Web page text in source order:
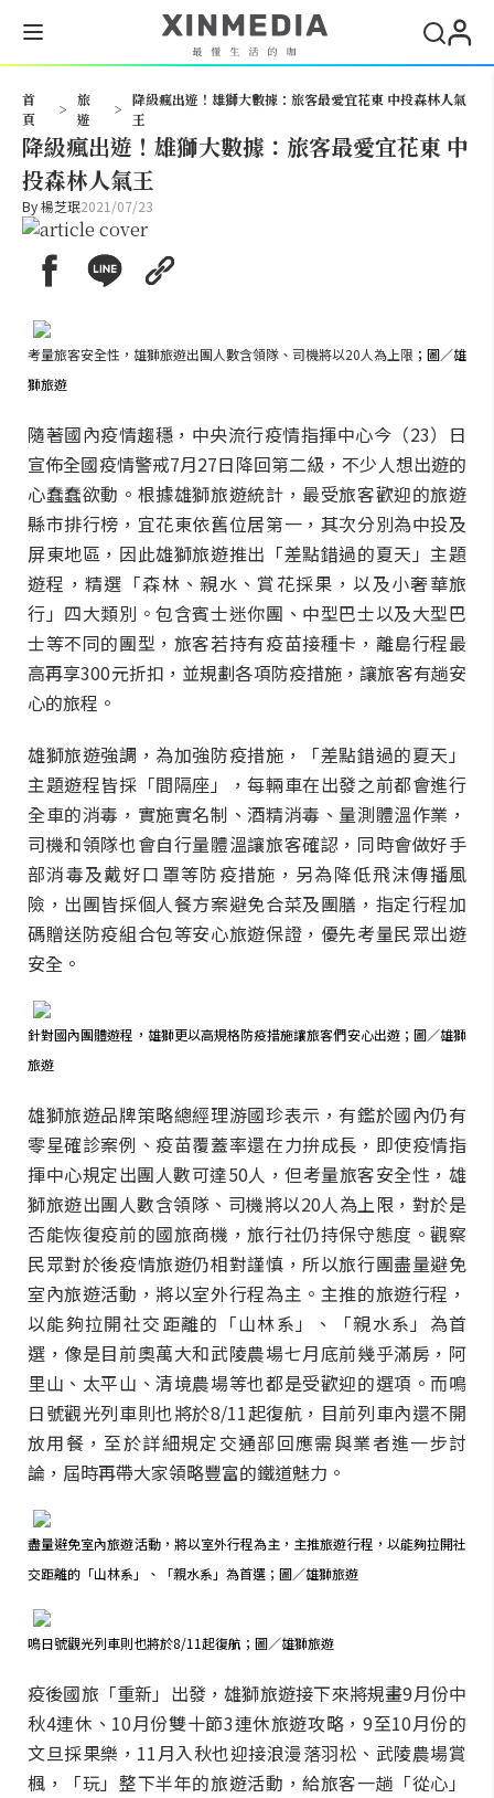
首
頁
>
旅
遊
>
降級瘋出遊！雄獅大數據：旅客最愛宜花東 中投森林人氣
王
降級瘋出遊！雄獅大數據：旅客最愛宜花東 中
投森林人氣王
By楊芝珉2021/07/23
考量旅客安全性，雄獅旅遊出團人數含領隊、司機將以20人為上限 ；圖／雄
獅旅遊
隨著國內疫情趨穩，中央流行疫情指揮中心今（23）日
宣佈全國疫情警戒7月27日降回第二級，不少人想出遊的
心蠢蠢欲動。根據雄獅旅遊統計，最受旅客歡迎的旅遊
縣市排行榜，宜花東依舊位居第一，其次分別為中投及
屏東地區，因此雄獅旅遊推出「差點錯過的夏天」主題
遊程，精選「森林、親水、賞花採果，以及小奢華旅
行」四大類別。包含賓士迷你團、中型巴士以及大型巴
士等不同的團型，旅客若持有疫苗接種卡，離島行程最
高再享300元折扣，並規劃各項防疫措施，讓旅客有趟安
心的旅程。
雄獅旅遊強調，為加強防疫措施，「差點錯過的夏天」
主題遊程皆採「間隔座」，每輛車在出發之前都會進行
全車的消毒，實施實名制、酒精消毒、量測體溫作業，
司機和領隊也會自行量體溫讓旅客確認，同時會做好手
部消毒及戴好口罩等防疫措施，另為降低飛沫傳播風
險，出團皆採個人餐方案避免合菜及團膳，指定行程加
碼贈送防疫組合包等安心旅遊保證，優先考量民眾出遊
安全。
針對國內團體遊程，雄獅更以高規格防疫措施讓旅客們安心出遊；圖／雄獅
旅遊
雄獅旅遊品牌策略總經理游國珍表示，有鑑於國內仍有
零星確診案例、疫苗覆蓋率還在力拚成長，即使疫情指
揮中心規定出團人數可達50人，但考量旅客安全性，雄
獅旅遊出團人數含領隊、司機將以20人為上限，對於是
否能恢復疫前的國旅商機，旅行社仍持保守態度。觀察
民眾對於後疫情旅遊仍相對謹慎，所以旅行團盡量避免
室內旅遊活動，將以室外行程為主。主推的旅遊行程，
以能夠拉開社交距離的「山林系」、「親水系」為首
選，像是目前奧萬大和武陵農場七月底前幾乎滿房，阿
里山、太平山、清境農場等也都是受歡迎的選項。而鳴
日號觀光列車則也將於8/11起復航，目前列車內還不開
放用餐，至於詳細規定交通部回應需與業者進一步討
論，屆時再帶大家領略豐富的鐵道魅力。
盡量避免室內旅遊活動，將以室外行程為主，主推旅遊行程，以能夠拉開社
交距離的「山林系」、「親水系」為首選；圖／雄獅旅遊
鳴日號觀光列車則也將於8/11起復航；圖／雄獅旅遊
疫後國旅「重新」出發，雄獅旅遊接下來將規畫9月份中
秋4連休、10月份雙十節3連休旅遊攻略，9至10月份的
文旦採果樂，11月入秋也迎接浪漫落羽松、武陵農場賞
楓，「玩」整下半年的旅遊活動，給旅客一趟「從心」